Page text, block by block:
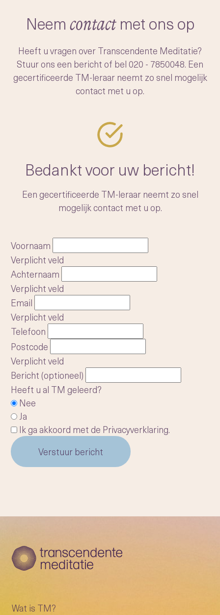
bewustzijn naar dit diepere, vredige niveau
van de geest.
Na het verfijnen en systematiseren van het
onderwijzen van TM, startte Maharishi een
beweging om de techniek wereldwijd
toegankelijk te maken. Hij trainde duizenden
leraren en richtte een non-profitstichting op
waarborgen voor toekomstige generaties.
Neemcontactmet ons op
Heeft u vragen over Transcendente Meditatie?
Stuur ons een bericht of bel020 - 7850048. Een
gecertificeerde TM-leraar neemt zo snel mogelijk
contact met u op.
Bedankt voor uw bericht!
Een gecertificeerde TM-leraar neemt zo snel
mogelijk contact met u op.
Voornaam
Verplicht veld
Achternaam
Verplicht veld
Email
Verplicht veld
Telefoon
Postcode
Verplicht veld
Bericht (optioneel)
Heeft u al TM geleerd?
Nee
Ja
Ik ga akkoord met de Privacyverklaring.
Verstuur bericht
Wat is TM?